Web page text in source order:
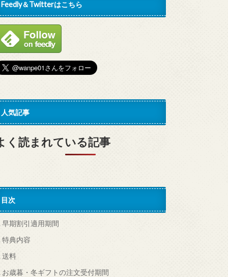
Feedly＆Twitterはこちら
人気記事
く読まれている記事
目次
早期割引適用期間
特典内容
送料
お歳暮・冬ギフトの注文受付期間